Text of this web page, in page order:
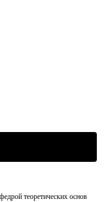
теоретических основ